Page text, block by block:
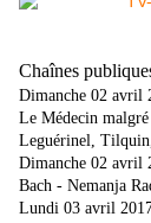
Chaînes
Dimanche 02 avril
Le Médecin
Leguérinel,
Dimanche 02 avril
Bach - Nemanja
Lundi 03 avril